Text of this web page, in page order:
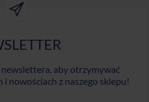
newslettera, aby otrzymywać
nowościach z naszego sklepu!